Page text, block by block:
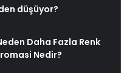
düşüyor?
Daha Fazla Renk
Nedir?